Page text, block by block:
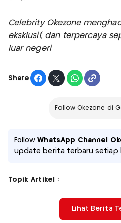
Celebrity Okezone
eksklusif, dan terpercaya
luar negeri
Share
Follow Okezone di
FollowWhatsApp Channel
update berita terbaru setiap
Topik Artikel :
Lihat Berita